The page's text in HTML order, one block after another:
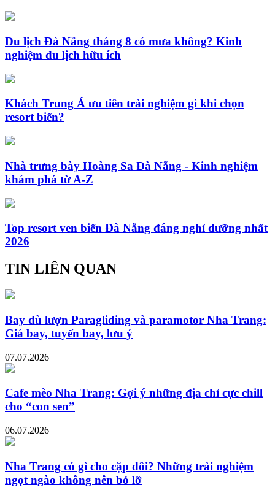
Du lịch Đà Nẵng tháng 8 có mưa không? Kinh
nghiệm du lịch hữu ích
Khách Trung Á ưu tiên trải nghiệm gì khi chọn
resort biển?
Nhà trưng bày Hoàng Sa Đà Nẵng - Kinh nghiệm
khám phá từ A-Z
Top resort ven biển Đà Nẵng đáng nghỉ dưỡng nhất
2026
TIN LIÊN QUAN
Bay dù lượn Paragliding và paramotor Nha Trang:
Giá bay, tuyến bay, lưu ý
07.07.2026
Cafe mèo Nha Trang: Gợi ý những địa chỉ cực chill
cho “con sen”
06.07.2026
Nha Trang có gì cho cặp đôi? Những trải nghiệm
ngọt ngào không nên bỏ lỡ